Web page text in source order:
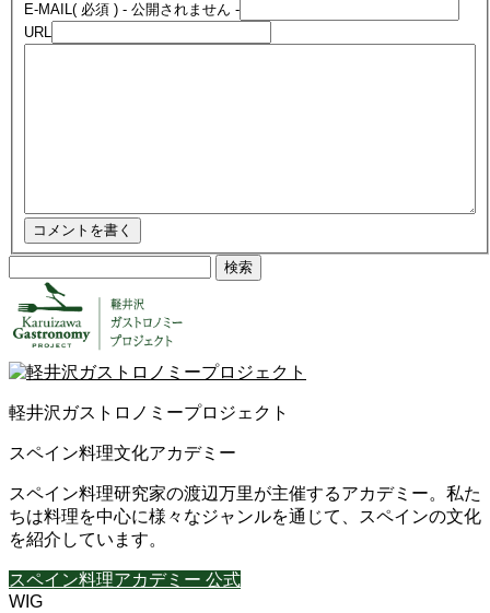
E-MAIL( 必須 ) - 公開されません -
URL
軽井沢ガストロノミープロジェクト
スペイン料理文化アカデミー
スペイン料理研究家の渡辺万里が主催するアカデミー。私た
ちは料理を中心に様々なジャンルを通じて、スペインの文化
を紹介しています。
スペイン料理アカデミー 公式
WIG